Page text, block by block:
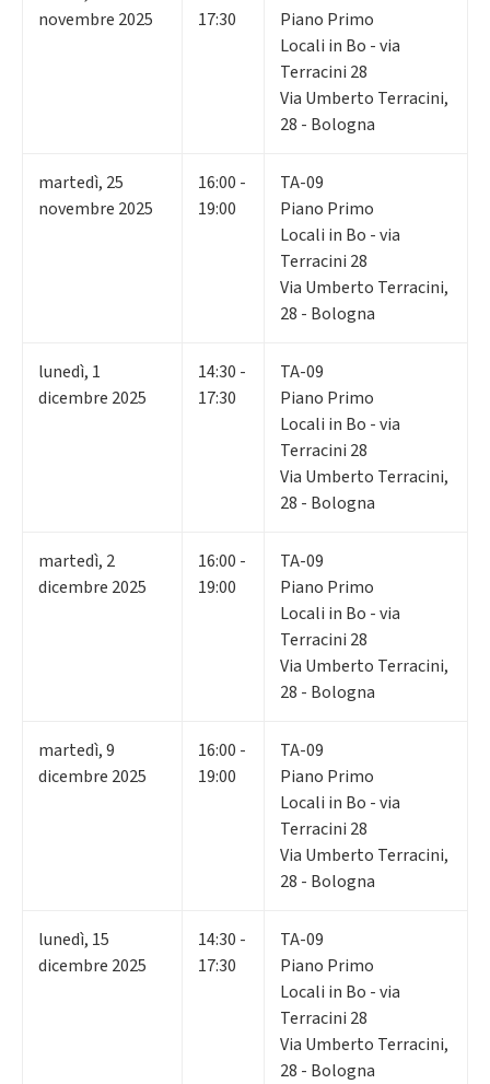
novembre 2025
17:30
Piano Primo
Locali in Bo - via
Terracini 28
Via Umberto Terracini,
28 - Bologna
martedì, 25
novembre 2025
16:00 -
19:00
TA-09
Piano Primo
Locali in Bo - via
Terracini 28
Via Umberto Terracini,
28 - Bologna
lunedì, 1
dicembre 2025
14:30 -
17:30
TA-09
Piano Primo
Locali in Bo - via
Terracini 28
Via Umberto Terracini,
28 - Bologna
martedì, 2
dicembre 2025
16:00 -
19:00
TA-09
Piano Primo
Locali in Bo - via
Terracini 28
Via Umberto Terracini,
28 - Bologna
martedì,9
dicembre 2025
16:00 -
19:00
TA-09
Piano Primo
Locali in Bo - via
Terracini 28
Via Umberto Terracini,
28 - Bologna
lunedì, 15
dicembre 2025
14:30 -
17:30
TA-09
Piano Primo
Locali in Bo - via
Terracini 28
Via Umberto Terracini,
28 - Bologna